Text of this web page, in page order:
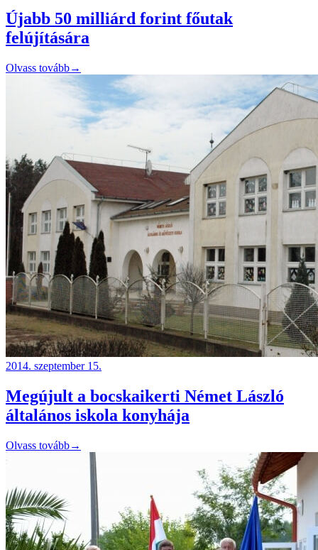
Újabb 50 milliárd forint főutak
felújítására
Olvass tovább→
2014. szeptember 15.
Megújult a bocskaikerti Német László
általános iskola konyhája
Olvass tovább→